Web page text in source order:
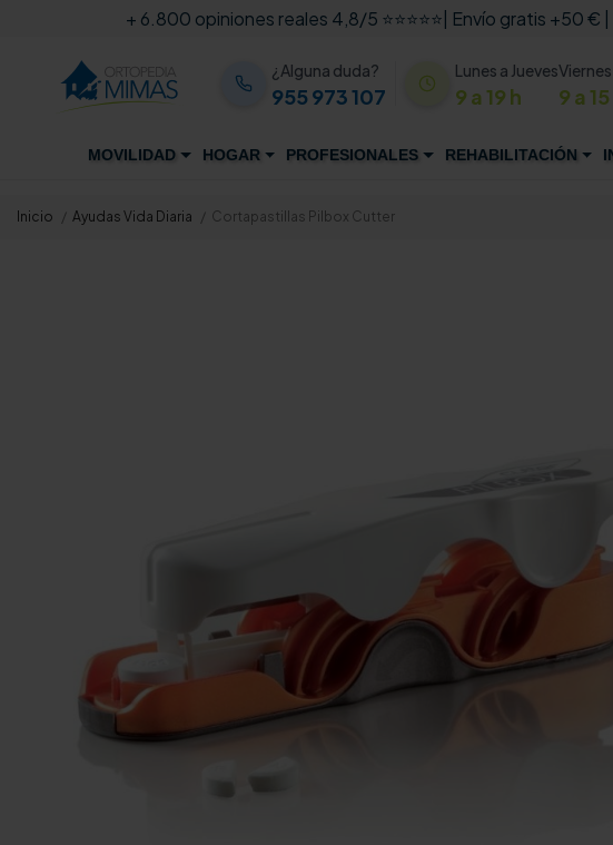
+ 6.800 opiniones reales 4,8/5 ⭐⭐⭐⭐⭐| Envío gratis +50 €
¿Alguna duda?
955 973 107
Lunes a Jueves
9 a 19 h
Viernes
9 a
MOVILIDAD HOGAR PROFESIONALES REHABILITACIÓN
Inicio Ayudas Vida Diaria Cortapastillas Pilbox Cutter